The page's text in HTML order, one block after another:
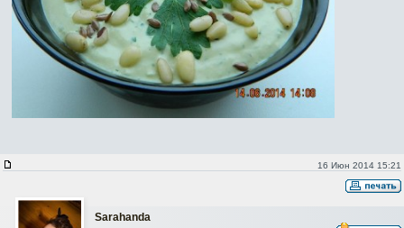
16 Июн 2014 15:21
Sarahanda